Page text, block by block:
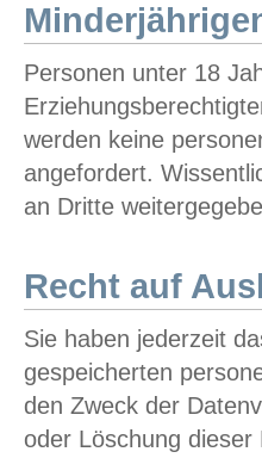
Personen unter 18
werden keine
angefordert.
an Dritte
Recht auf
Sie haben jederzeit
gespeicherten
den Zweck der
oder Löschung